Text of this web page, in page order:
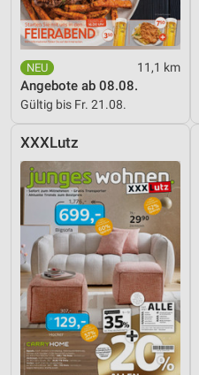
11,1 km
Angebote ab 08.08.
Gültig bis Fr. 21.08.
XXXLutz